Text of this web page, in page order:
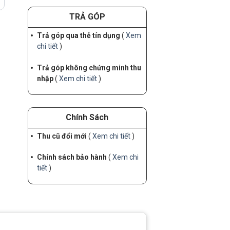
TRẢ GÓP
Trả góp qua thẻ tín dụng ( Xem
chi tiết)
Trả góp không chứng minh thu
nhập( Xem chi tiết)
Chính Sách
Thu cũ đổi mới ( Xem chi tiết)
Chính sách bảo hành ( Xem chi
tiết)